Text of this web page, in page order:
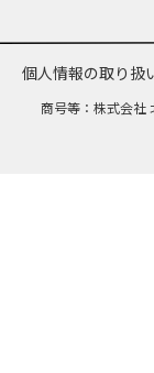
個人情報の取り扱
商号等：株式会